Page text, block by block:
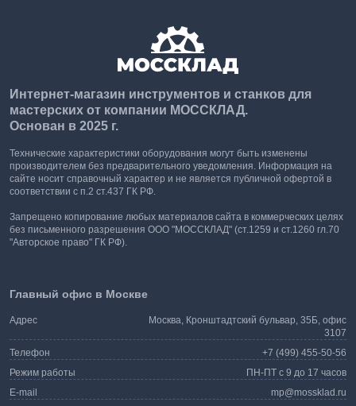
Интернет-магазин инструментов и станков для
мастерских от компании МОССКЛАД.
Основан в 2025 г.
Технические характеристики оборудования могут быть изменены
производителем без предварительного уведомления. Информация на
сайте носит справочный характер и не является публичной офертой в
соответствии с п.2 ст.437 ГК РФ.
Запрещено копирование любых материалов сайта в коммерческих целях
без письменного разрешения ООО "МОССКЛАД" (ст.1259 и ст.1260 гл.70
"Авторское право" ГК РФ).
Главный офис в Москве
Адрес
Москва, Кронштадтский бульвар, 35Б, офис
3107
Телефон
+7 (499) 455-50-56
Режим работы
ПН-ПТ с 9 до 17 часов
E-mail
mp@mossklad.ru